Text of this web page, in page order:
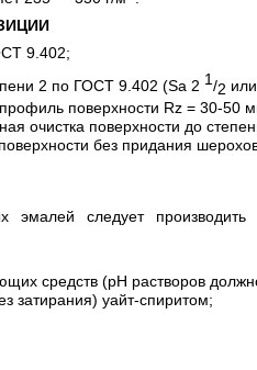
9.402;
2 по ГОСТ 9.402 (Sa 2 1/2
поверхности Rz = 30-50
очистка поверхности до
без придания
эмалей следует
средств (рН растворов
затирания) уайт-спиритом;